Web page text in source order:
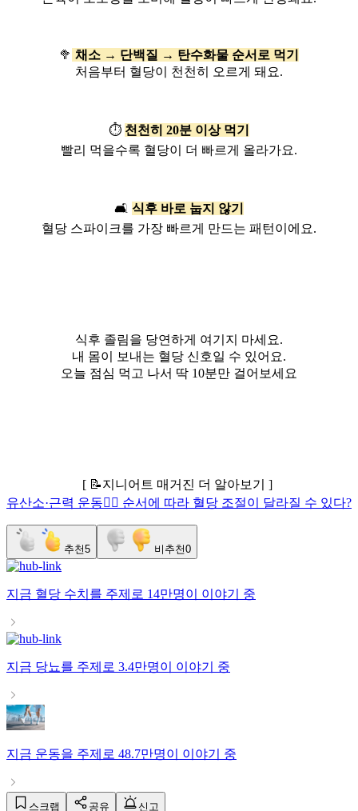
🥦 채소 → 단백질 → 탄수화물 순서로 먹기
처음부터 혈당이 천천히 오르게 돼요.
⏱️ 천천히 20분 이상 먹기
빨리 먹을수록 혈당이 더 빠르게 올라가요.
🛋️ 식후 바로 눕지 않기
혈당 스파이크를 가장 빠르게 만드는 패턴이에요.
식후 졸림을 당연하게 여기지 마세요.
내 몸이 보내는 혈당 신호일 수 있어요.
오늘 점심 먹고 나서 딱 10분만 걸어보세요
[ 📝지니어트 매거진 더 알아보기 ]
유산소·근력 운동🏋🏻 순서에 따라 혈당 조절이 달라질 수 있다?
추천5 비추천0
지금 혈당 수치 를 주제로 14만명이 이야기 중
지금 당뇨를 주제로 3.4만명이 이야기 중
지금 운동을 주제로 48.7만명이 이야기 중
스크랩 공유 신고